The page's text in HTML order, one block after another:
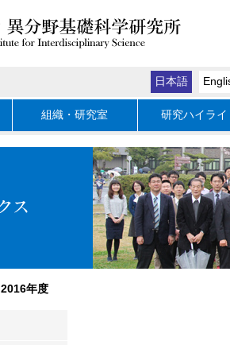
日本語
組織・研究室 研究ハイライ
2016年度